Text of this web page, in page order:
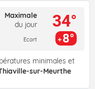
Maximale
du jour
Ecart
34°
8°
minimales et
sur-Meurthe